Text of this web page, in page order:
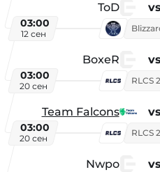
ToD vs
03:00
12 сен
BoxeR vs
03:00
20 сен
Team Falcons vs
03:00
20 сен
Nwpo vs